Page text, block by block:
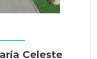
Celeste